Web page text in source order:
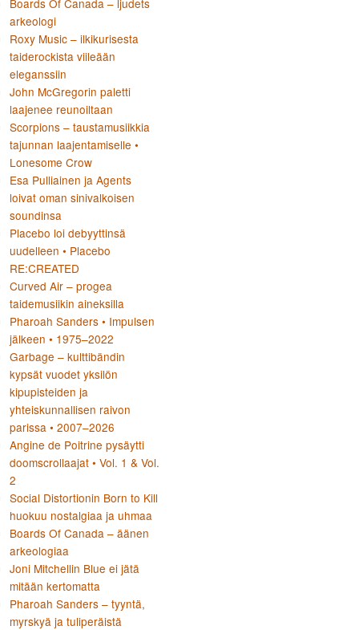
Boards Of Canada – ljudets
arkeologi
Roxy Music – ilkikurisesta
taiderockista viileään
eleganssiin
John McGregorin paletti
laajenee reunoiltaan
Scorpions – taustamusiikkia
tajunnan laajentamiselle •
Lonesome Crow
Esa Pulliainen ja Agents
loivat oman sinivalkoisen
soundinsa
Placebo loi debyyttinsä
uudelleen • Placebo
RE:CREATED
Curved Air – progea
taidemusiikin aineksilla
Pharoah Sanders • Impulsen
jälkeen • 1975–2022
Garbage – kulttibändin
kypsät vuodet yksilön
kipupisteiden ja
yhteiskunnallisen raivon
parissa • 2007–2026
Angine de Poitrine pysäytti
doomscrollaajat • Vol. 1 & Vol.
2
Social Distortionin Born to Kill
huokuu nostalgiaa ja uhmaa
Boards Of Canada – äänen
arkeologiaa
Joni Mitchellin Blue ei jätä
mitään kertomatta
Pharoah Sanders – tyyntä,
myrskyä ja tuliperäistä